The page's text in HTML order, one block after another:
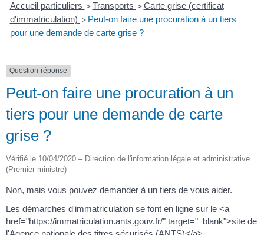
Accueil particuliers > Transports > Carte grise (certificat
d'immatriculation) > Peut-on faire une procuration à un tiers
pour une demande de carte grise ?
Question-réponse
Peut-on faire une procuration à un
tiers pour une demande de carte
grise ?
Vérifié le 10/04/2020 – Direction de l'information légale et administrative
(Premier ministre)
Non, mais vous pouvez demander à un tiers de vous aider.
Les démarches d'immatriculation se font en ligne sur le <a
href="https://immatriculation.ants.gouv.fr/" target="_blank">site de